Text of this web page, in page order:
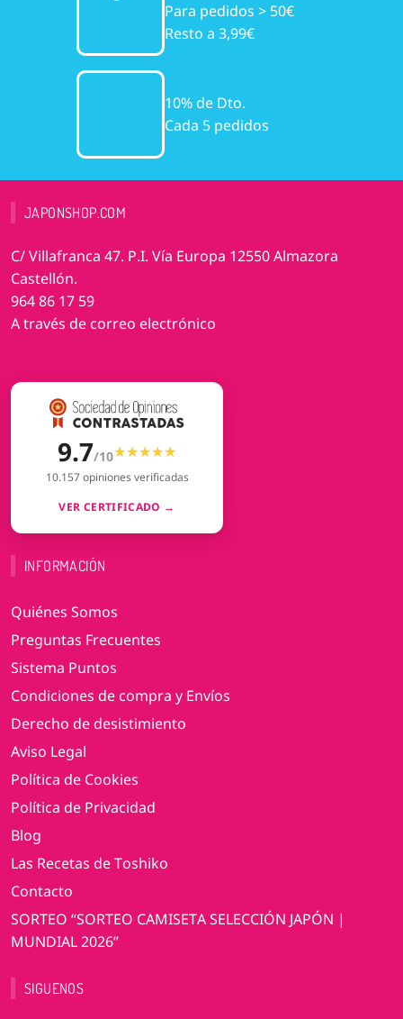
Para pedidos > 50€
Resto a 3,99€
10% de Dto.
Cada 5 pedidos
JAPONSHOP.COM
C/ Villafranca 47. P.I. Vía Europa 12550 Almazora
Castellón.
964 86 17 59
A través de correo electrónico
9.7/10★★★★★
★★★★★
10.157 opiniones verificadas
VER CERTIFICADO →
INFORMACIÓN
Quiénes Somos
Preguntas Frecuentes
Sistema Puntos
Condiciones de compra y Envíos
Derecho de desistimiento
Aviso Legal
Política de Cookies
Política de Privacidad
Blog
Las Recetas de Toshiko
Contacto
SORTEO “SORTEO CAMISETA SELECCIÓN JAPÓN |
MUNDIAL 2026”
SIGUENOS